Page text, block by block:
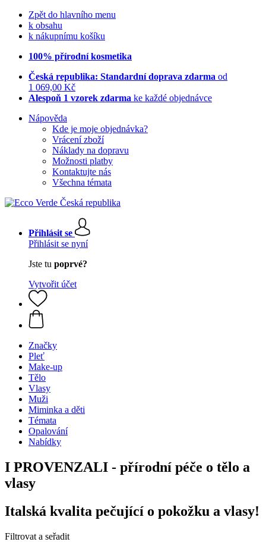
Zpět do hlavního menu
k obsahu
k nákupnímu košíku
100% přírodní kosmetika
Česká republika: Standardní doprava zdarma od
1 069,00 Kč
Alespoň 1 vzorek zdarma ke každé objednávce
Nápověda
Kde je moje objednávka?
Vrácení zboží
Náklady na dopravu
Možnosti platby
Kontaktujte nás
Všechna témata
Přihlásit se
Přihlásit se nyní
Jste tu poprvé?
Vytvořit účet
Značky
Pleť
Make-up
Tělo
Vlasy
Muži
Miminka a děti
Témata
Opalování
Nabídky
I PROVENZALI - přírodní péče o tělo a
vlasy
Italská kvalita pečující o pokožku a vlasy!
Filtrovat a seřadit